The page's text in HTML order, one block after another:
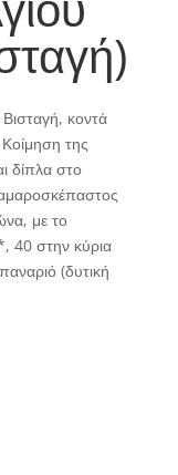
κοντά
της
δίπλα στο
με το
40 στην κύρια
(δυτική